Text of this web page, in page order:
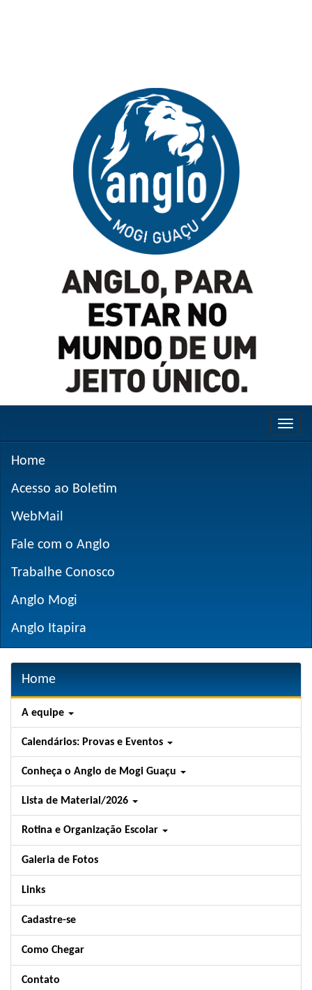
Home
Acesso ao Boletim
WebMail
Fale com o Anglo
Trabalhe Conosco
Anglo Mogi
Anglo Itapira
Home
A equipe
Calendários: Provas e Eventos
Conheça o Anglo de Mogi Guaçu
Lista de Material/2026
Rotina e Organização Escolar
Galeria de Fotos
Links
Cadastre-se
Como Chegar
Contato